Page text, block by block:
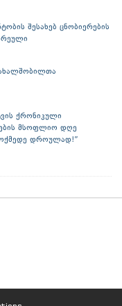
შესახებ ცნობიერების
ქრონიკული
მსოფლიო დღე
დროულად!”